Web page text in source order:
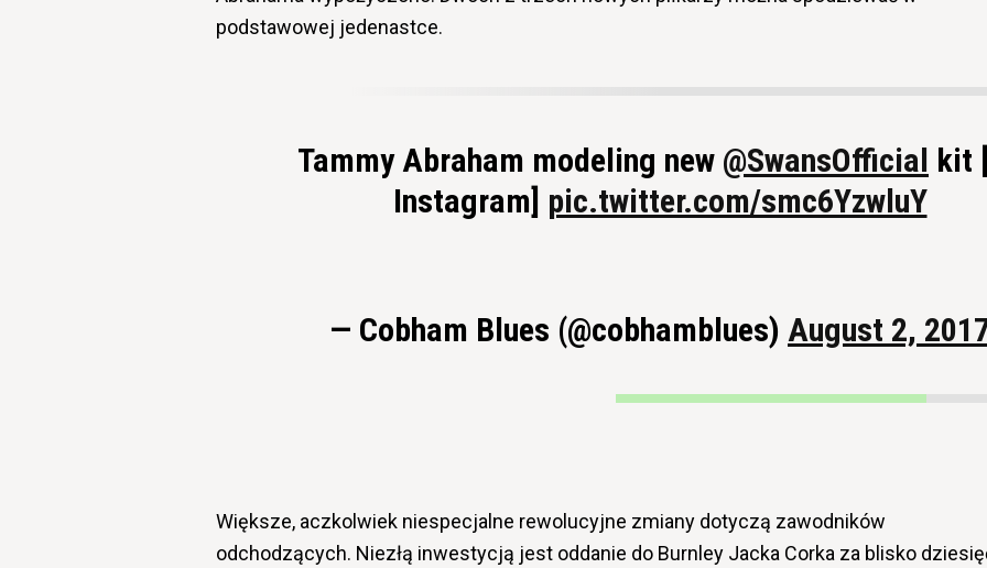
podstawowej jedenastce.
Tammy Abraham modeling new @SwansOfficial kit
Instagram] pic.twitter.com/smc6YzwluY
— Cobham Blues (@cobhamblues) August 2,
Większe, aczkolwiek niespecjalne rewolucyjne zmiany dotyczą zawodników
odchodzących. Niezłą inwestycją jest oddanie do Burnley Jacka Corka za blisko